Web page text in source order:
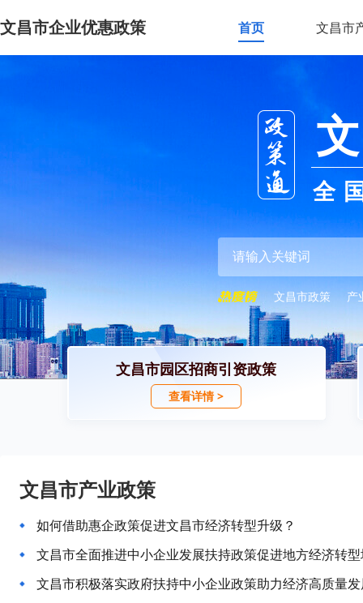
文昌市企业优惠政策 首页 文昌市
全
文昌市政策 产
文昌市园区招商引资政策
查看详情 >
文昌市产业政策
如何借助惠企政策促进文昌市经济转型升级？
文昌市全面推进中小企业发展扶持政策促进地方经济转
文昌市积极落实政府扶持中小企业政策助力经济高质量